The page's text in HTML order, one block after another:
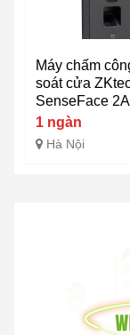
Máy chấm
soát cửa
SenseFace
1 ngàn
Hà Nội